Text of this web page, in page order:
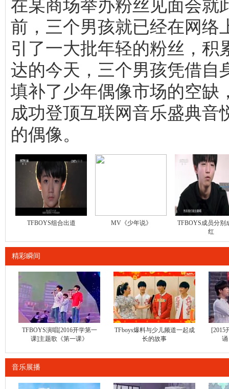
在某商场举办粉丝见面会就
前，三个男孩就已经在网络
引了一大批年轻的粉丝，积
达的今天，三个男孩凭借自
填补了少年偶像市场的空缺
成功登顶互联网音乐盛典
的偶像。
TFBOYS组合出道 MV《少年说》
TFBOYS成员分别
红
精彩瞬间
TFBOYS演唱[2016开学第一
课]主题歌《第一课》
TFboys爆料与少儿频道一起成
长的故事
[2015
音乐展播